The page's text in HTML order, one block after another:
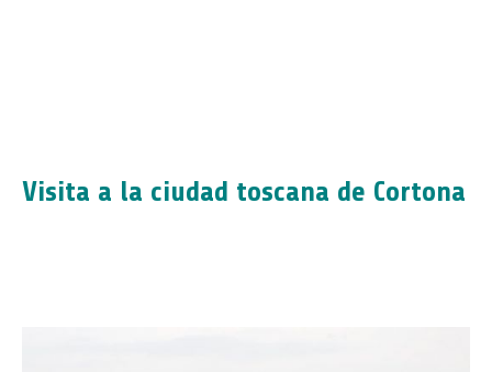
Visita a la ciudad toscana de Cortona